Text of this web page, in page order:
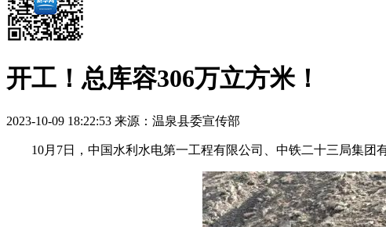
开工！总库容306万立方米！
2023-10-09 18:22:53 来源：温泉县委宣传部
10月7日，中国水利水电第一工程有限公司、中铁二十三局集团